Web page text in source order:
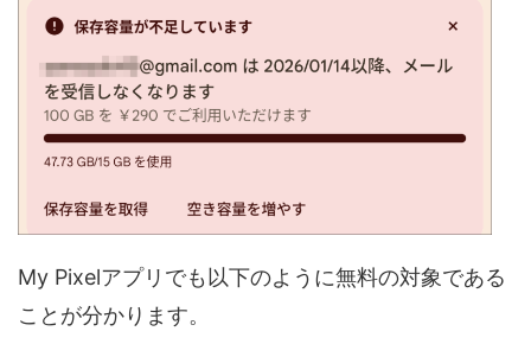
My Pixelアプリでも以下のように無料の対象である
ことが分かります。